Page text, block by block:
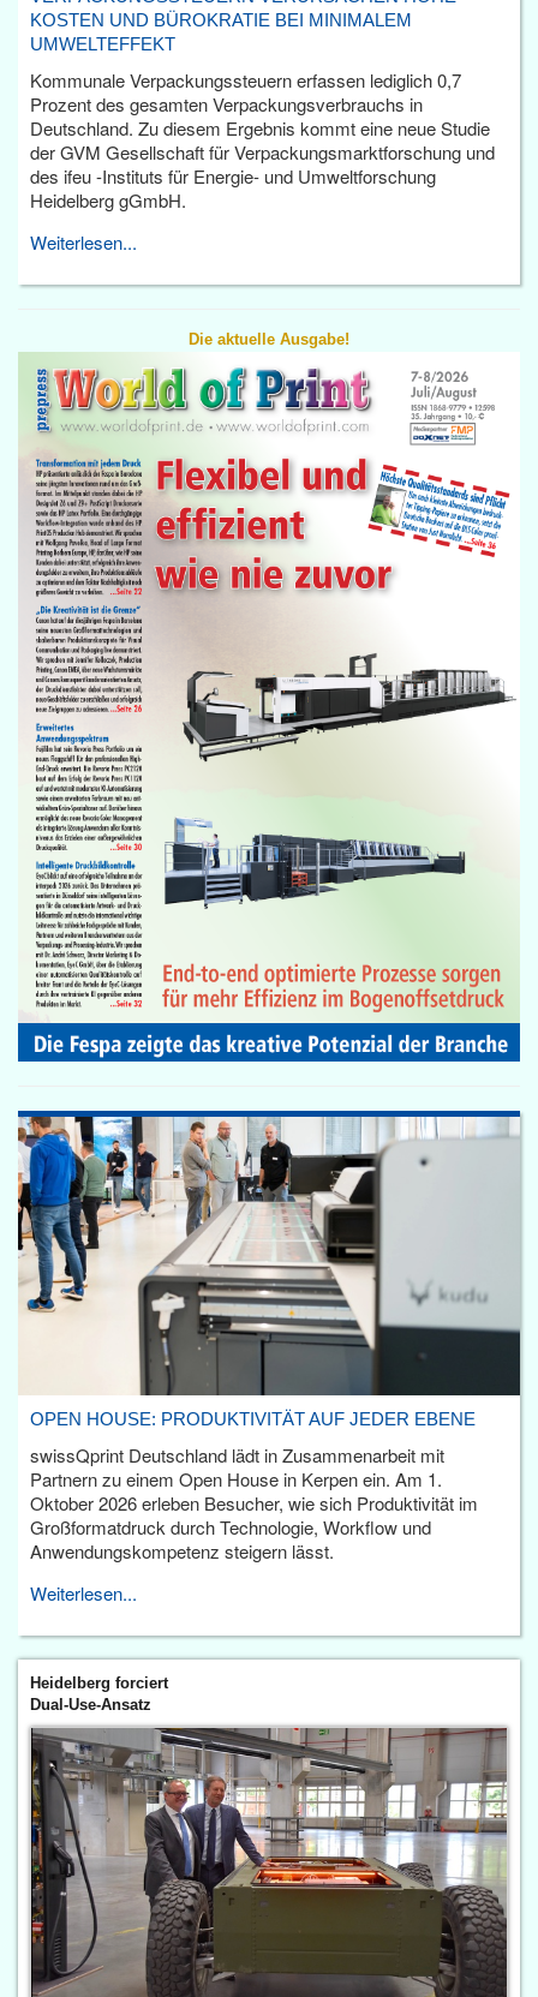
KOSTEN UND BÜROKRATIE BEI MINIMALEM
UMWELTEFFEKT
Kommunale Verpackungssteuern erfassen lediglich 0,7
Prozent des gesamten Verpackungsverbrauchs in
Deutschland. Zu diesem Ergebnis kommt eine neue Studie
der GVM Gesellschaft für Verpackungsmarktforschung und
des ifeu -Instituts für Energie- und Umweltforschung
Heidelberg gGmbH.
Weiterlesen...
Die aktuelle Ausgabe!
OPEN HOUSE: PRODUKTIVITÄT AUF JEDER EBENE
swissQprint Deutschland lädt in Zusammenarbeit mit
Partnern zu einem Open House in Kerpen ein. Am 1.
Oktober 2026 erleben Besucher, wie sich Produktivität im
Großformatdruck durch Technologie, Workflow und
Anwendungskompetenz steigern lässt.
Weiterlesen...
Heidelberg forciert
Dual-Use-Ansatz